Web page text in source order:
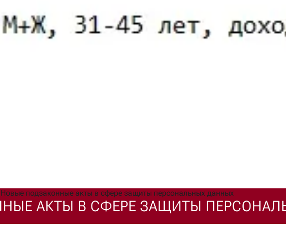
Мероприятия
Мероприятия
Контакты
Новые подзаконные акты в сфере защиты персональных данных
АКТЫ В СФЕРЕ ЗАЩИТЫ
данных для обработки запроса и обратной связи в соответствии с
последствиями дачи согласия.